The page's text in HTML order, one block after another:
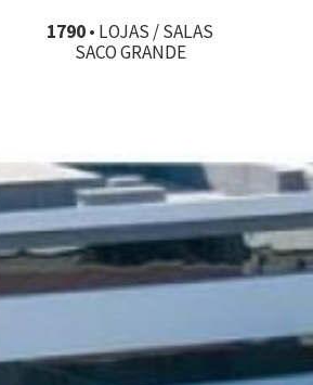
1790• LOJAS / SALAS
SACO GRANDE